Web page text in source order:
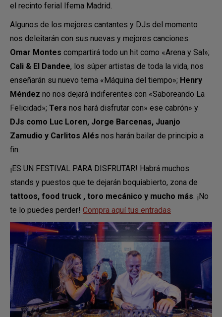
el recinto ferial Ifema Madrid.
Algunos de los mejores cantantes y DJs del momento
nos deleitarán con sus nuevas y mejores canciones.
Omar Montes compartirá todo un hit como «Arena y Sal»;
Cali & El Dandee, los súper artistas de toda la vida, nos
enseñarán su nuevo tema «Máquina del tiempo»; Henry
Méndez no nos dejará indiferentes con «Saboreando La
Felicidad»; Ters nos hará disfrutar con» ese cabrón» y
DJs como Luc Loren, Jorge Barcenas, Juanjo
Zamudio y Carlitos Alés nos harán bailar de principio a
fin.
¡ES UN FESTIVAL PARA DISFRUTAR! Habrá muchos
stands y puestos que te dejarán boquiabierto, zona de
tattoos, food truck , toro mecánico y mucho más. ¡No
te lo puedes perder! Compra aquí tus entradas